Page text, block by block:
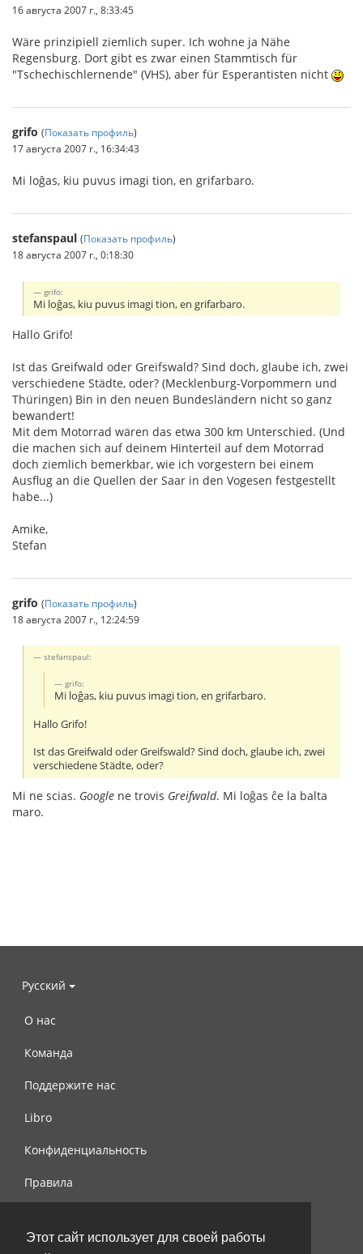
Этот сайт использует для своей работы
16 августа 2007 г., 8:33:45
Wäre prinzipiell ziemlich super. Ich wohne ja Nähe
Regensburg. Dort gibt es zwar einen Stammtisch für
"Tschechischlernende" (VHS), aber für Esperantisten nicht
grifo (Показать профиль)
17 августа 2007 г., 16:34:43
Mi loĝas, kiu puvus imagi tion, en grifarbaro.
stefanspaul (Показать профиль)
18 августа 2007 г., 0:18:30
grifo:
Mi loĝas, kiu puvus imagi tion, en grifarbaro.
Hallo Grifo!
Ist das Greifwald oder Greifswald? Sind doch, glaube ich, zwei
verschiedene Städte, oder? (Mecklenburg-Vorpommern und
Thüringen) Bin in den neuen Bundesländern nicht so ganz
bewandert!
Mit dem Motorrad wären das etwa 300 km Unterschied. (Und
die machen sich auf deinem Hinterteil auf dem Motorrad
doch ziemlich bemerkbar, wie ich vorgestern bei einem
Ausflug an die Quellen der Saar in den Vogesen festgestellt
habe...)
Amike,
Stefan
grifo (Показать профиль)
18 августа 2007 г., 12:24:59
stefanspaul:
grifo:
Mi loĝas, kiu puvus imagi tion, en grifarbaro.
Hallo Grifo!
Ist das Greifwald oder Greifswald? Sind doch, glaube ich, zwei
verschiedene Städte, oder?
Mi ne scias. Google ne trovis Greifwald. Mi loĝas ĉe la balta
maro.
Русский
О нас
Команда
Поддержите нас
Libro
Конфиденциальность
Правила